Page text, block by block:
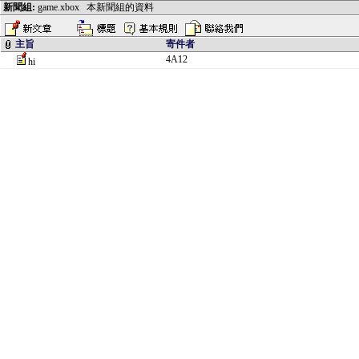
新聞組: game.xbox 本新聞組的資料
主旨 寄件者
hi
4A12